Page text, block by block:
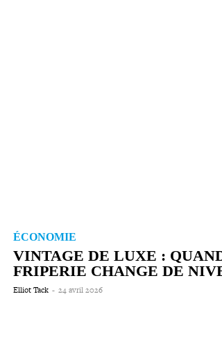
ÉCONOMIE
VINTAGE DE LUXE :
FRIPERIE CHANGE DE
Elliot Tack - 24 avril 2026